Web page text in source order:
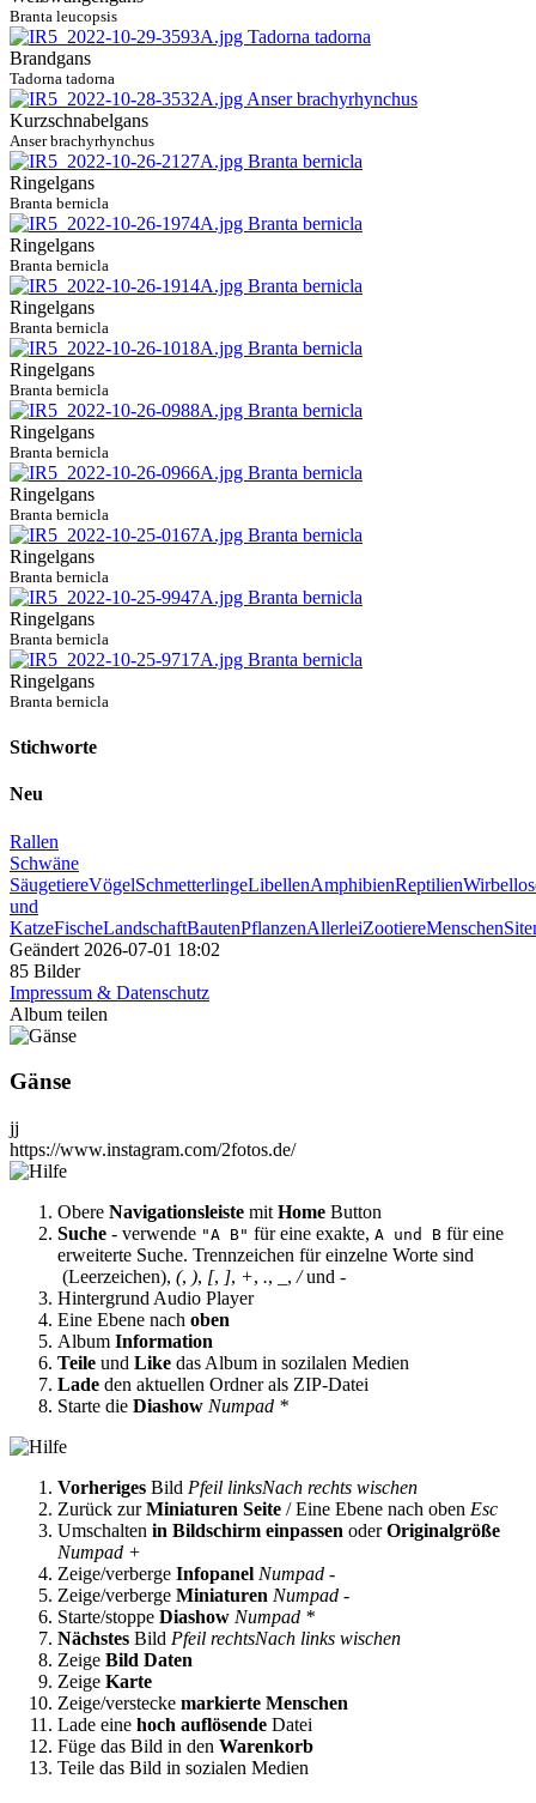
Branta leucopsis
Brandgans
Tadorna tadorna
Kurzschnabelgans
Anser brachyrhynchus
Ringelgans
Branta bernicla
Ringelgans
Branta bernicla
Ringelgans
Branta bernicla
Ringelgans
Branta bernicla
Ringelgans
Branta bernicla
Ringelgans
Branta bernicla
Ringelgans
Branta bernicla
Ringelgans
Branta bernicla
Ringelgans
Branta bernicla
Stichworte
Neu
Rallen
Schwäne
SäugetiereVögelSchmetterlingeLibellenAmphibienReptilien
und
KatzeFischeLandschaftBautenPflanzenAllerleiZootiereMenschen
Geändert 2026-07-01 18:02
85 Bilder
Impressum & Datenschutz
Album teilen
Gänse
jj
https://www.instagram.com/2fotos.de/
Obere Navigationsleiste mit Home Button
Suche - verwende "A B" für eine exakte, A und B für eine
erweiterte Suche. Trennzeichen für einzelne Worte sind
(Leerzeichen), (, ), [, ], +, ., , /und -
Hintergrund Audio Player
Eine Ebene nach oben
Album Information
Teile und Like das Album in sozilalen Medien
Lade den aktuellen Ordner als ZIP-Datei
Starte die Diashow Numpad *
Vorheriges Bild Pfeil linksNach rechts wischen
Zurück zurMiniaturen Seite / Eine Ebene nach oben Esc
Umschalten in Bildschirm einpassen oderOriginalgröße
Numpad +
Zeige/verberge Infopanel Numpad -
Zeige/verberge Miniaturen Numpad -
Starte/stoppe Diashow Numpad *
Nächstes Bild Pfeil rechtsNach links wischen
Zeige Bild Daten
Zeige Karte
Zeige/verstecke markierte Menschen
Lade eine hoch auflösende Datei
Füge das Bild in den Warenkorb
Teile das Bild in sozialen Medien